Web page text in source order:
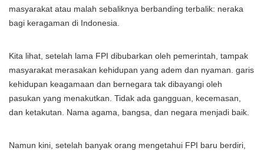
masyarakat atau malah sebaliknya berbanding terbalik: neraka
bagi keragaman di Indonesia.
Kita lihat, setelah lama FPI dibubarkan oleh pemerintah, tampak
masyarakat merasakan kehidupan yang adem dan nyaman. garis
kehidupan keagamaan dan bernegara tak dibayangi oleh
pasukan yang menakutkan. Tidak ada gangguan, kecemasan,
dan ketakutan. Nama agama, bangsa, dan negara menjadi baik.
Namun kini, setelah banyak orang mengetahui FPI baru berdiri,